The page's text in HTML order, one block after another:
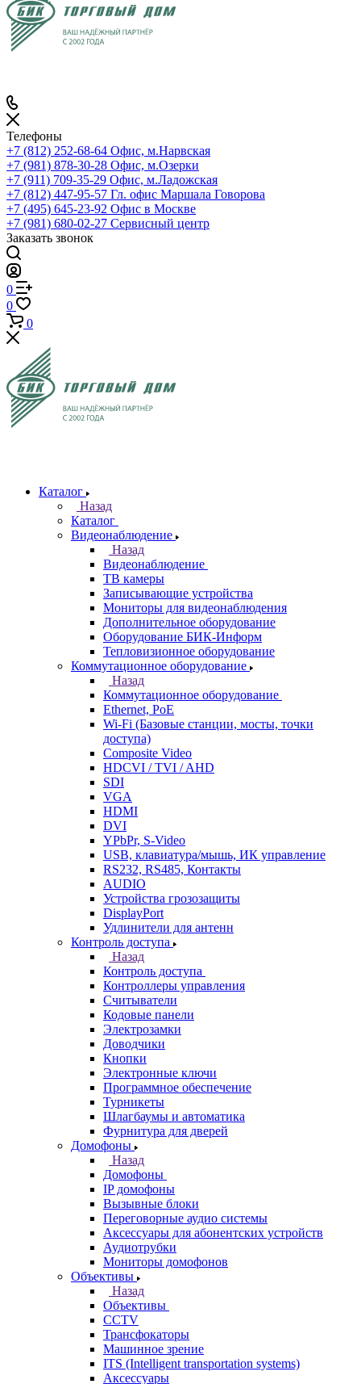
Телефоны
+7 (812) 252-68-64 Офис, м.Нарвская
+7 (981) 878-30-28 Офис, м.Озерки
+7 (911) 709-35-29 Офис, м.Ладожская
+7 (812) 447-95-57 Гл. офис Маршала Говорова
+7 (495) 645-23-92 Офис в Москве
+7 (981) 680-02-27 Сервисный центр
Заказать звонок
0
0
0
Каталог
Назад
Каталог
Видеонаблюдение
Назад
Видеонаблюдение
ТВ камеры
Записывающие устройства
Мониторы для видеонаблюдения
Дополнительное оборудование
Оборудование БИК-Информ
Тепловизионное оборудование
Коммутационное оборудование
Назад
Коммутационное оборудование
Ethernet, PoE
Wi-Fi (Базовые станции, мосты, точки
доступа)
Composite Video
HDCVI / TVI / AHD
SDI
VGA
HDMI
DVI
YPbPr, S-Video
USB, клавиатура/мышь, ИК управление
RS232, RS485, Контакты
AUDIO
Устройства грозозащиты
DisplayPort
Удлинители для антенн
Контроль доступа
Назад
Контроль доступа
Контроллеры управления
Считыватели
Кодовые панели
Электрозамки
Доводчики
Кнопки
Электронные ключи
Программное обеспечение
Турникеты
Шлагбаумы и автоматика
Фурнитура для дверей
Домофоны
Назад
Домофоны
IP домофоны
Вызывные блоки
Переговорные аудио системы
Аксессуары для абонентских устройств
Аудиотрубки
Мониторы домофонов
Объективы
Назад
Объективы
CCTV
Трансфокаторы
Машинное зрение
ITS (Intelligent transportation systems)
Аксессуары